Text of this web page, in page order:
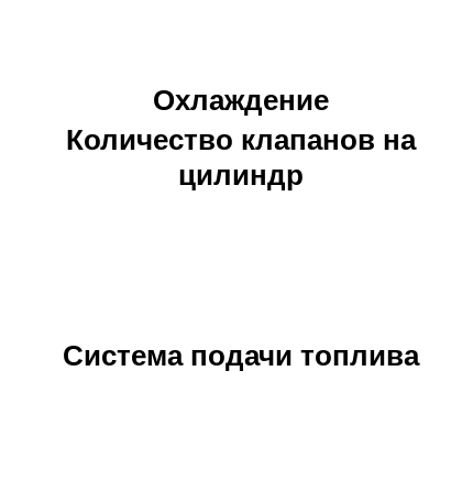
Охлаждение
Количество клапанов на
цилиндр
Система подачи топлива